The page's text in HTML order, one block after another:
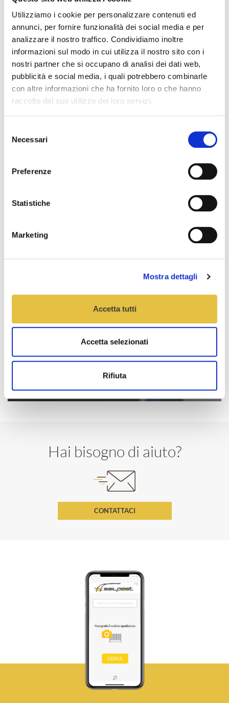
Utilizziamo i cookie per personalizzare contenuti ed
annunci, per fornire funzionalità dei social media e per
analizzare il nostro traffico. Condividiamo inoltre
informazioni sul modo in cui utilizza il nostro sito con i
nostri partner che si occupano di analisi dei dati web,
pubblicità e social media, i quali potrebbero combinarle
con altre informazioni che ha fornito loro o che hanno
raccolto dal suo utilizzo dei loro servizi.
delNecessari
Preferenze
Statistiche
Marketing
Mostra dettagli
Accetta tutti
Accetta selezionati
Rifiuta
Cerca la tua spedizione
Vuoi diventare
imprenditore con SailPost?
Scopri come
Hai bisogno di aiuto?
CONTATTACI